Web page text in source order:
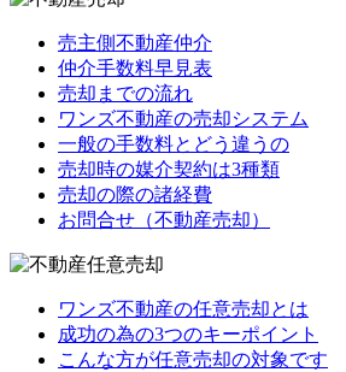
売主側不動産仲介
仲介手数料早見表
売却までの流れ
ワンズ不動産の売却システム
一般の手数料とどう違うの
売却時の媒介契約は3種類
売却の際の諸経費
お問合せ（不動産売却）
ワンズ不動産の任意売却とは
成功の為の3つのキーポイント
こんな方が任意売却の対象です